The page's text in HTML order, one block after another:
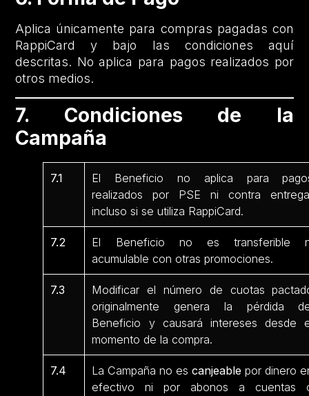
Aplica únicamente para compras pagadas con
RappiCard y bajo las condiciones aquí
descritas. No aplica para pagos realizados por
otros medios.
7. Condiciones de la
Campaña
7.1
El Beneficio no aplica para
realizados por PSE ni contra
incluso si se utiliza RappiCard.
7.2
El Beneficio no es transferible
acumulable con otras promociones.
7.3
Modificar el número de cuotas
originalmente genera la pérdida
Beneficio y causará intereses desde
momento de la compra.
7.4 La Campaña no escanjeable por dinero
efectivo ni por abonos a cuentas